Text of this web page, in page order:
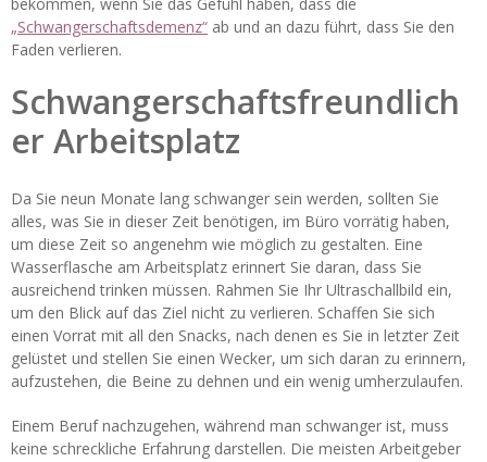
„Schwangerschaftsdemenz“ ab und an dazu führt, dass Sie den
Faden verlieren.
Schwangerschaftsfreundlich
er Arbeitsplatz
Da Sie neun Monate lang schwanger sein werden, sollten Sie
alles, was Sie in dieser Zeit benötigen, im Büro vorrätig haben,
um diese Zeit so angenehm wie möglich zu gestalten. Eine
Wasserflasche am Arbeitsplatz erinnert Sie daran, dass Sie
ausreichend trinken müssen. Rahmen Sie Ihr Ultraschallbild ein,
um den Blick auf das Ziel nicht zu verlieren. Schaffen Sie sich
einen Vorrat mit all den Snacks, nach denen es Sie in letzter Zeit
gelüstet und stellen Sie einen Wecker, um sich daran zu erinnern,
aufzustehen, die Beine zu dehnen und ein wenig umherzulaufen.
Einem Beruf nachzugehen, während man schwanger ist, muss
keine schreckliche Erfahrung darstellen. Die meisten Arbeitgeber